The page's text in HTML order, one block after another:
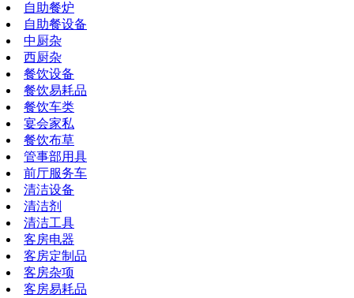
自助餐炉
自助餐设备
中厨杂
西厨杂
餐饮设备
餐饮易耗品
餐饮车类
宴会家私
餐饮布草
管事部用具
前厅服务车
清洁设备
清洁剂
清洁工具
客房电器
客房定制品
客房杂项
客房易耗品